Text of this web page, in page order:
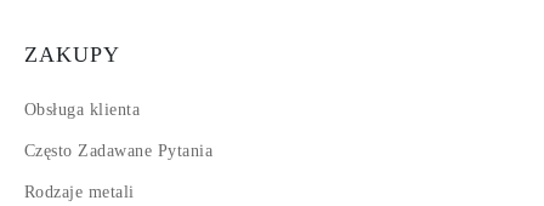
ZAKUPY
Obsługa klienta
Często Zadawane Pytania
Rodzaje metali